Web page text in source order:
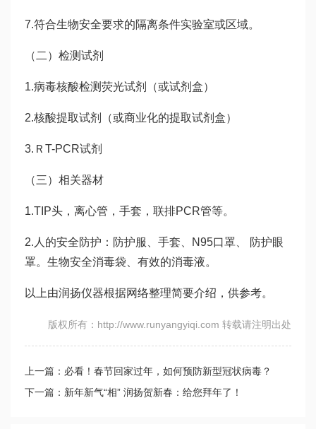
7.符合生物安全要求的隔离条件实验室或区域。
（二）检测试剂
1.病毒核酸检测荧光试剂（或试剂盒）
2.核酸提取试剂（或商业化的提取试剂盒）
3.ＲT-PCR试剂
（三）相关器材
1.TIP头，离心管，手套，联排PCR管等。
2.人的安全防护：防护服、手套、N95口罩、 防护眼
罩。生物安全消毒袋、有效的消毒液。
以上由润扬仪器根据网络整理简要介绍，供参考。
版权所有：http://www.runyangyiqi.com 转载请注明出处
上一篇：必看！春节回家过年，如何预防新型冠状病毒？
下一篇：新年新气“相” 润扬贺新春：给您拜年了！